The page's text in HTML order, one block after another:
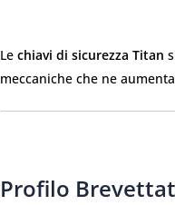
Le chiavi di sicurezza Titan
meccaniche che ne
Profilo